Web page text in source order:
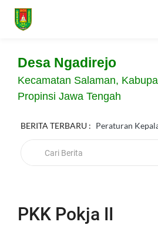
Desa Ngadirejo
Kecamatan Salaman,
Propinsi Jawa Tengah
BERITA TERBARU : Peraturan
PKK Pokja II